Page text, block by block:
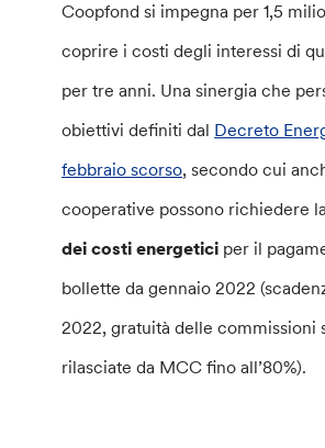
Coopfond si impegna per 1,5
coprire i costi degli interessi di
per tre anni. Una sinergia che
obiettivi definiti dal Decreto
febbraio scorso, secondo cui
cooperative possono richiedere
dei costi energetici per il
bollette da gennaio 2022
2022, gratuità delle commissioni
rilasciate da MCC fino all’80%).